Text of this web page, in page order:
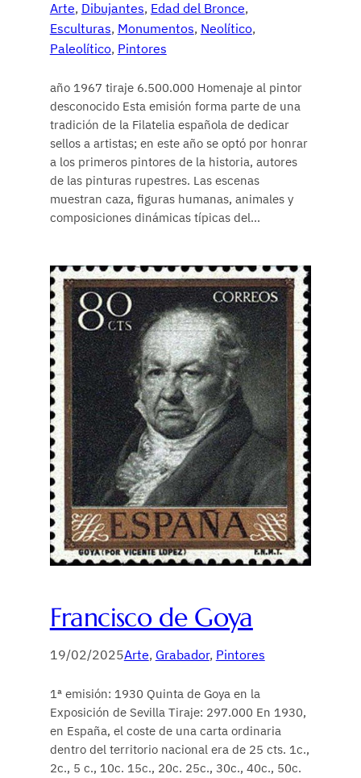
Arte, Dibujantes, Edad del Bronce
Esculturas, Monumentos, Neolítico
Paleolítico, Pintores
año 1967 tiraje 6.500.000 Homenaje al pintor
desconocido Esta emisión forma parte de una
tradición de la Filatelia española de dedicar
sellos a artistas; en este año se optó por honrar
a los primeros pintores de la historia, autores
de las pinturas rupestres. Las escenas
muestran caza, figuras humanas, animales y
composiciones dinámicas típicas del…
Francisco de Goya
19/02/2025Arte, Grabador, Pintores
1ª emisión: 1930 Quinta de Goya en la
Exposición de Sevilla Tiraje: 297.000 En 1930,
en España, el coste de una carta ordinaria
dentro del territorio nacional era de 25 cts. 1c.,
2c., 5 c., 10c. 15c., 20c. 25c., 30c., 40c., 50c.